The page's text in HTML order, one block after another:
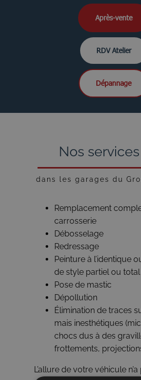
Après-vente
RDV Atelier
Dépannage
Nos services
dans les garages du
Remplacement
carrosserie
Débosselage
Redressage
Peinture à l’identique
de style partiel ou total
Pose de mastic
Dépollution
Élimination de traces
mais inesthétiques
chocs dus à des
frottements,
L’allure de votre véhicule